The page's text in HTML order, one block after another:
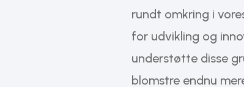
rundt omkring i
for udvikling og
understøtte disse
blomstre endnu